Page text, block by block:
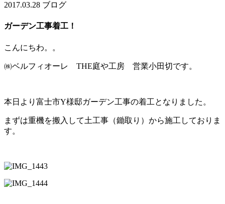
2017.03.28 ブログ
ガーデン工事着工！
こんにちわ。。
㈱ベルフィオーレ THE庭や工房 営業小田切です。
本日より富士市Y様邸ガーデン工事の着工となりました。
まずは重機を搬入して土工事（鋤取り）から施工しておりま
す。